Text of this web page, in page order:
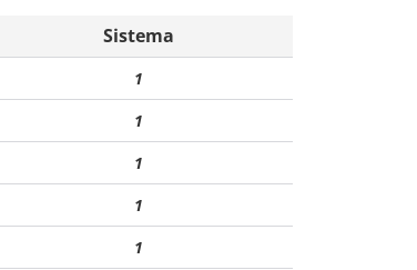
Sistema
1
1
1
1
1